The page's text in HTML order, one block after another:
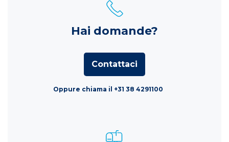
Hai domande?
Contattaci
Oppure chiama il +31 38 4291100